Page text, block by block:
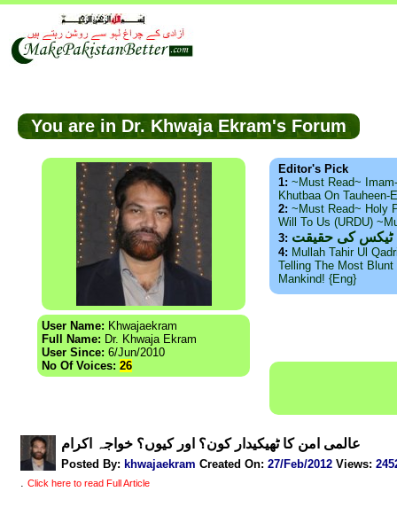
You are in Dr. Khwaja Ekram's Forum
User Name: Khwajaekram
Full Name: Dr. Khwaja Ekram
User Since: 6/Jun/2010
No Of Voices: 26
Editor's Pick
1: ~Must Read~
Khutbaa On
2: ~Must Read~ Holy
Will To Us (URDU)
3: ٹیکس کی حقیقت
4: Mullah Tahir Ul
Telling The Most
Mankind! {Eng}
عالمی امن کا ٹھیکیدار کون؟ اور کیوں؟ خواجہ اکرام
Posted By: khwajaekram Created On: 27/Feb/2012 Views:
. Click here to read Full Article